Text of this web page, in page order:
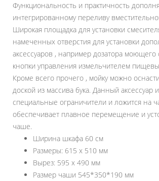
Функциональность и практичность
интегрированному переливу
Широкая площадка для установки
намеченных отверстия для установки
аксессуаров , например дозатора моющего
кнопки управления измельчителем
Кроме всего прочего , мойку можно
доской из массива бука. Данный аксессуар
специальные ограничители и ложится на
обеспечивает плавное перемещение и
чаше.
Ширина шкафа 60 см
Размеры: 615 х 510 мм
Вырез: 595 х 490 мм
Размер чаши 545*350*190 мм